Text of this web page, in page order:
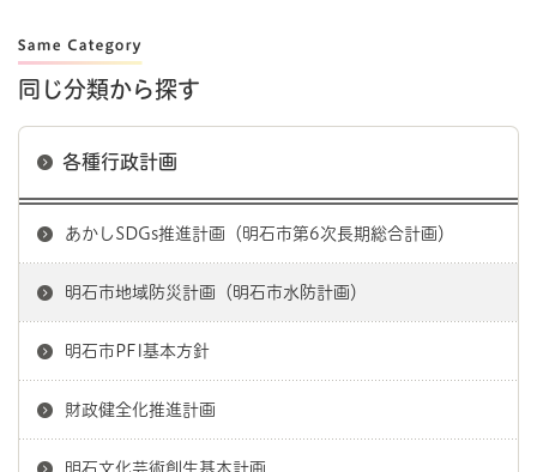
同じ分類から探す
各種行政計画
あかしSDGs推進計画（明石市第6次長期総合計画）
明石市地域防災計画（明石市水防計画）
明石市PFI基本方針
財政健全化推進計画
明石文化芸術創生基本計画